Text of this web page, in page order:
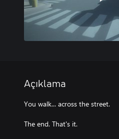
Açıklama
You walk... across the street.
The end. That's it.